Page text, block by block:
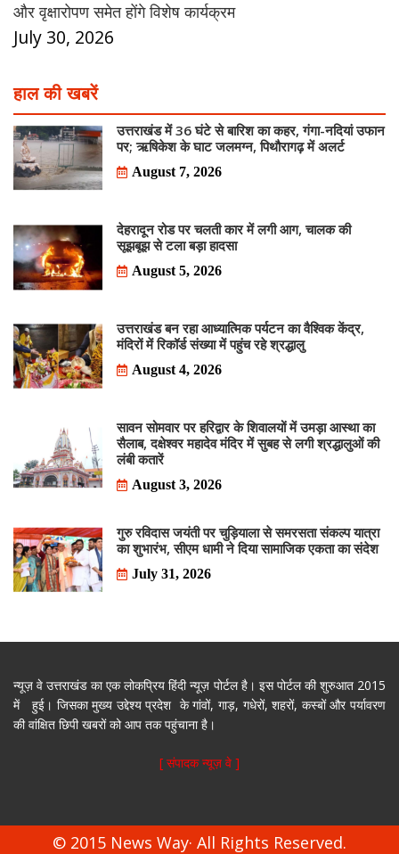
और वृक्षारोपण समेत होंगे विशेष कार्यक्रम
July 30, 2026
हाल की खबरें
उत्तराखंड में 36 घंटे से बारिश का कहर, गंगा-नदियां उफान
पर; ऋषिकेश के घाट जलमग्न, पिथौरागढ़ में अलर्ट
August 7, 2026
देहरादून रोड पर चलती कार में लगी आग, चालक की
सूझबूझ से टला बड़ा हादसा
August 5, 2026
उत्तराखंड बन रहा आध्यात्मिक पर्यटन का वैश्विक केंद्र,
मंदिरों में रिकॉर्ड संख्या में पहुंच रहे श्रद्धालु
August 4, 2026
सावन सोमवार पर हरिद्वार के शिवालयों में उमड़ा आस्था का
सैलाब, दक्षेश्वर महादेव मंदिर में सुबह से लगी श्रद्धालुओं की
लंबी कतारें
August 3, 2026
गुरु रविदास जयंती पर चुड़ियाला से समरसता संकल्प यात्रा
का शुभारंभ, सीएम धामी ने दिया सामाजिक एकता का संदेश
July 31, 2026
न्यूज़ वे उत्तराखंड का एक लोकप्रिय हिंदी न्यूज़ पोर्टल है। इस पोर्टल की शुरुआत 2015
में हुई। जिसका मुख्य उद्देश्य प्रदेश के गांवों, गाड़, गधेरों, शहरों, कस्बों और पर्यावरण
की वांक्षित छिपी खबरों को आप तक पहुंचाना है।
[ संपादक न्यूज़ वे ]
© 2015 News Way· All Rights Reserved.